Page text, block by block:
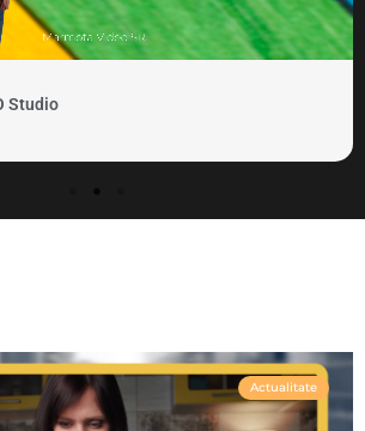
Clipuri si promovare
Actualitate